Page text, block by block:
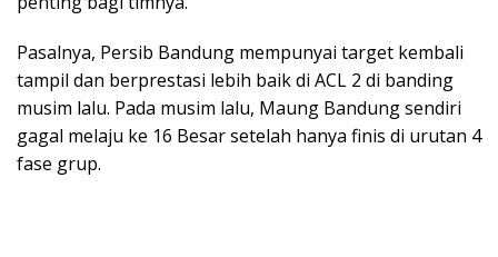
Pasalnya, Persib Bandung mempunyai target kembali
tampil dan berprestasi lebih baik di ACL 2 di banding
musim lalu. Pada musim lalu, Maung Bandung sendiri
gagal melaju ke 16 Besar setelah hanya finis di urutan 4
fase grup.